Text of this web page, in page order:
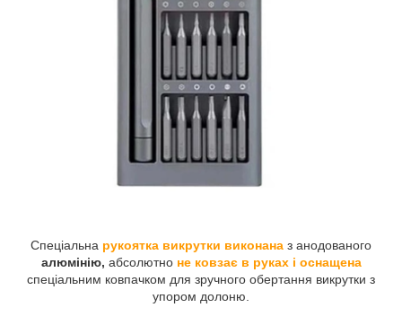
Спеціальна рукоятка викрутки виконана з анодованого
алюмінію, абсолютно не ковзає в руках і оснащена
спеціальним ковпачком для зручного обертання викрутки з
упором долоню.